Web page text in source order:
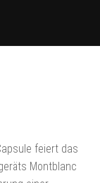
feiert das
Montblanc